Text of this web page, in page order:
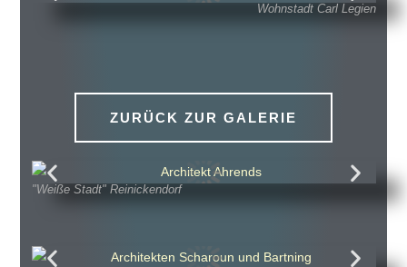
Wohnstadt Carl Legien
ZURÜCK ZUR GALERIE
"Weiße Stadt" Reinickendorf